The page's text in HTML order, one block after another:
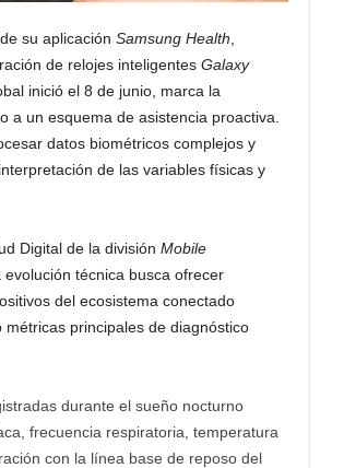
su aplicación Samsung Health
de relojes inteligentes Galaxy
inició el 8 de junio, marca la
a un esquema de asistencia proactiva.
datos biométricos complejos y
de las variables físicas y
Digital de la división Mobile
técnica busca ofrecer
del ecosistema conectado
principales de diagnóstico
durante el sueño nocturno
frecuencia respiratoria, temperatura
con la línea base de reposo del